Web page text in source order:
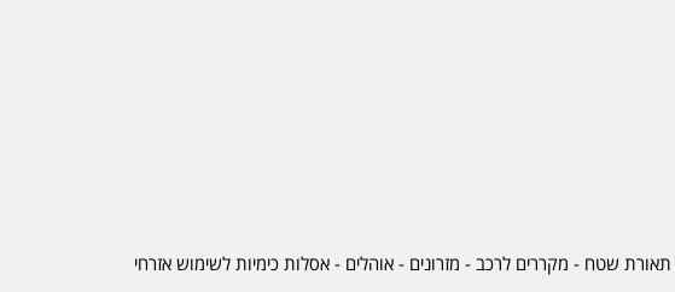
תאורת שטח - מקררים לרכב - מזרונים - אוהלים - אסלות כימיות לשימוש אזרחי